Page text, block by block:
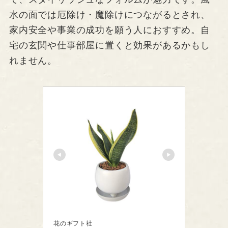
水の面では厄除け・魔除けにつながるとされ、
家内安全や事業の成功を願う人におすすめ。自
宅の玄関や仕事部屋に置くと効果があるかもし
れません。
花のギフト社